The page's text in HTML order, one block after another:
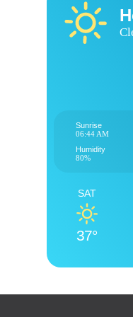
Sunrise
06:44 AM
Humidity
80%
SAT
37°